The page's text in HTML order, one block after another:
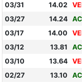
03/31
14.02
03/27
14.24
03/17
14.00
03/12
13.81
03/10
13.64
02/27
13.10